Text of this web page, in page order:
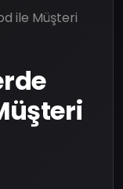
ile Müşteri